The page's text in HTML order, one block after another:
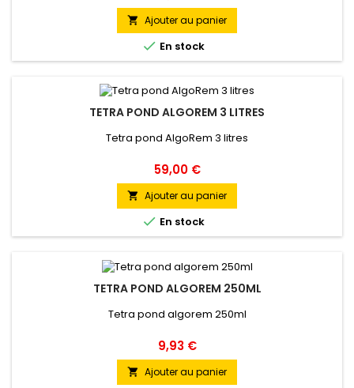
 Ajouter au panier
 En stock
TETRA POND ALGOREM 3 LITRES
Tetra pond AlgoRem 3 litres
Prix
59,00 €
 Ajouter au panier
 En stock
TETRA POND ALGOREM 250ML
Tetra pond algorem 250ml
Prix
9,93 €
 Ajouter au panier